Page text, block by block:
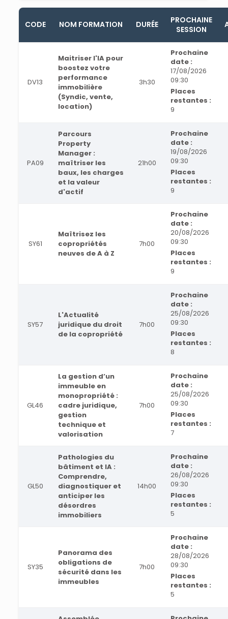
CODE NOM FORMATION DURÉE
PROCHAINE
SESSION
DV13
Maitriser l'IA pour
boostez votre
performance
immobilière
(Syndic, vente,
location)
3h30
Prochaine
date :
17/08/2026
09:30
Places
restantes :
9
PA09
Parcours
Property
Manager :
maîtriser les
baux, les charges
et la valeur
d'actif
21h00
Prochaine
date :
19/08/2026
09:30
Places
restantes :
9
SY61
Maîtrisez les
copropriétés
neuves de A à Z
7h00
Prochaine
date :
20/08/2026
09:30
Places
restantes :
9
SY57
L'Actualité
juridique du droit
de la copropriété
7h00
Prochaine
date :
25/08/2026
09:30
Places
restantes :
8
GL46
La gestion d’un
immeuble en
monopropriété :
cadre juridique,
gestion
technique et
valorisation
7h00
Prochaine
date :
25/08/2026
09:30
Places
restantes :
7
GL50
Pathologies du
bâtiment et IA :
Comprendre,
diagnostiquer et
anticiper les
désordres
immobiliers
14h00
Prochaine
date :
26/08/2026
09:30
Places
restantes :
5
SY35
Panorama des
obligations de
sécurité dans les
immeubles
7h00
Prochaine
date :
28/08/2026
09:30
Places
restantes :
5